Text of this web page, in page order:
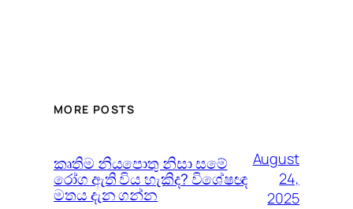
MORE POSTS
කෘතිම නියපොතු නිසා සමේ
රෝග ඇති විය හැකිද? විශේෂඥ
මතය දැන ගන්න
August
24,
2025